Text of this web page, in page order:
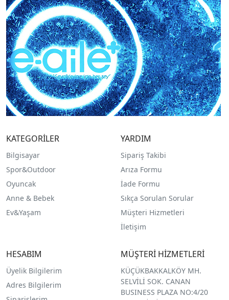
KATEGORİLER
Bilgisayar
Spor&Outdoor
Oyuncak
Anne & Bebek
Ev&Yaşam
YARDIM
Sipariş Takibi
Arıza Formu
İade Formu
Sıkça Sorulan Sorular
Müşteri Hizmetleri
İletişim
HESABIM
Üyelik Bilgilerim
Adres Bilgilerim
MÜŞTERİ HİZMETLERİ
KÜÇÜKBAKKALKÖY MH.
SELVİLİ SOK. CANAN
BUSINESS PLAZA NO:4/20